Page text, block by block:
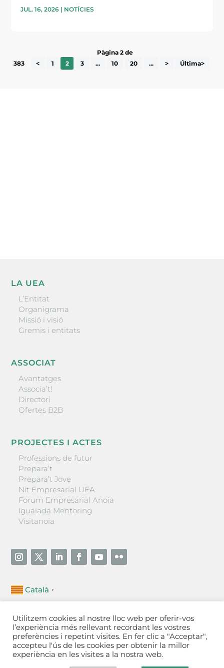
JUL. 16, 2026 | NOTÍCIES
Pàgina 2 de
383
< 1 2 3 ... 10 20 ... > Última>
LA UEA
L’Entitat
Organigrama
Missió i visió
Gremis i entitats
ASSOCIAT
Avantatges
Associa’t!
Directori
Ofertes B2B
PROJECTES I ACTES
Professions de futur
Prepara’t
Prepara’t Jove
Nit Empresarial UEA
Forum Empresarial Anoia
Igualada Mentoring
Visitanoia
Català ▼
Unió Empresarial de l’Anoia (UEA)
Ctra. de Manresa, 131, 08700 – Igualada(Barcelona)
Tel 93 805 22 92
Contactar
Utilitzem cookies al nostre lloc web per oferir-vos
l’experiència més rellevant recordant les vostres
preferències i repetint visites. En fer clic a "Acceptar",
accepteu l'ús de les cookies per obtenir la millor
experiència en les visites a la nostra web.